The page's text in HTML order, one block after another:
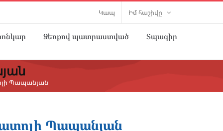
Կապ Իմ հաշիվը
Ձեռքով պատրաստված Տպագիր
Պապանյան
Պապանյան